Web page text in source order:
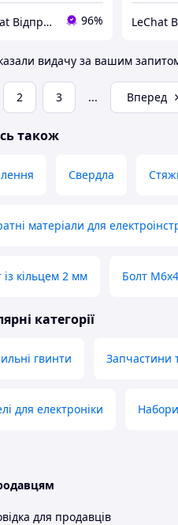
LeChat Відправка від 1 до 5 днів! На деякі товари може бути передплата! 96%
видачу за вашим
2 3 ... Вперед
також
Свердла
матеріали для
із кільцем 2 мм Болт
категорії
гвинти Запчастини
для електроніки
для продавців